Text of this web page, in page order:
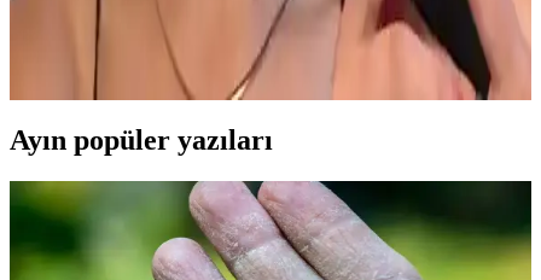
Akne tedavisinde yaşam tarzı değişiklikleri, doğru ürün kullanımı ve
psikolojik yaklaşımla 2.5 ayda önemli ilerleme sağlandı. Beslenme,
stres yönetimi ve cilt bakımı birlikte ele alındı.
Ayın popüler yazıları